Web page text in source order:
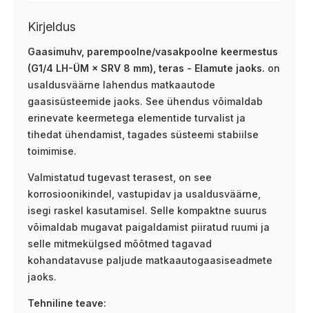
Kirjeldus
Gaasimuhv, parempoolne/vasakpoolne keermestus
(G1/4 LH-ÜM × SRV 8 mm), teras - Elamute jaoks. on
usaldusväärne lahendus matkaautode
gaasisüsteemide jaoks. See ühendus võimaldab
erinevate keermetega elementide turvalist ja
tihedat ühendamist, tagades süsteemi stabiilse
toimimise.
Valmistatud tugevast terasest, on see
korrosioonikindel, vastupidav ja usaldusväärne,
isegi raskel kasutamisel. Selle kompaktne suurus
võimaldab mugavat paigaldamist piiratud ruumi ja
selle mitmekülgsed mõõtmed tagavad
kohandatavuse paljude matkaautogaasiseadmete
jaoks.
Tehniline teave: